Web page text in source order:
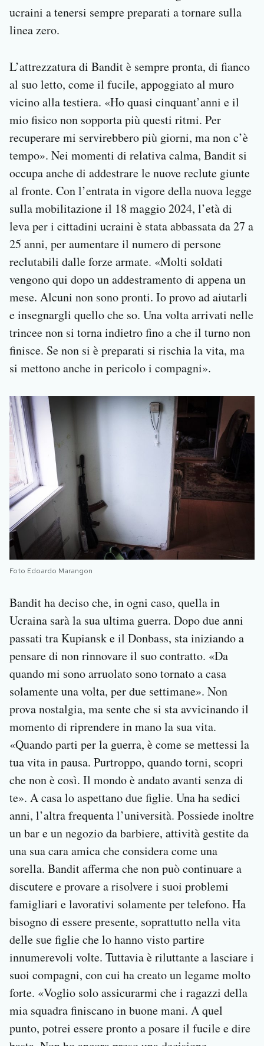
ucraini a tenersi sempre preparati a tornare sulla
linea zero.
L’attrezzatura di Bandit è sempre pronta, di fianco
al suo letto, come il fucile, appoggiato al muro
vicino alla testiera. «Ho quasi cinquant’anni e il
mio fisico non sopporta più questi ritmi. Per
recuperare mi servirebbero più giorni, ma non c’è
tempo». Nei momenti di relativa calma, Bandit si
occupa anche di addestrare le nuove reclute giunte
al fronte. Con l’entrata in vigore della nuova legge
sulla mobilitazione il 18 maggio 2024, l’età di
leva per i cittadini ucraini è stata abbassata da 27 a
25 anni, per aumentare il numero di persone
reclutabili dalle forze armate. «Molti soldati
vengono qui dopo un addestramento di appena un
mese. Alcuni non sono pronti. Io provo ad aiutarli
e insegnargli quello che so. Una volta arrivati nelle
trincee non si torna indietro fino a che il turno non
finisce. Se non si è preparati si rischia la vita, ma
si mettono anche in pericolo i compagni».
Foto Edoardo Marangon
Bandit ha deciso che, in ogni caso, quella in
Ucraina sarà la sua ultima guerra. Dopo due anni
passati tra Kupiansk e il Donbass, sta iniziando a
pensare di non rinnovare il suo contratto. «Da
quando mi sono arruolato sono tornato a casa
solamente una volta, per due settimane». Non
prova nostalgia, ma sente che si sta avvicinando il
momento di riprendere in mano la sua vita.
«Quando parti per la guerra, è come se mettessi la
tua vita in pausa. Purtroppo, quando torni, scopri
che non è così. Il mondo è andato avanti senza di
te». A casa lo aspettano due figlie. Una ha sedici
anni, l’altra frequenta l’università. Possiede inoltre
un bar e un negozio da barbiere, attività gestite da
una sua cara amica che considera come una
sorella. Bandit afferma che non può continuare a
discutere e provare a risolvere i suoi problemi
famigliari e lavorativi solamente per telefono. Ha
bisogno di essere presente, soprattutto nella vita
delle sue figlie che lo hanno visto partire
innumerevoli volte. Tuttavia è riluttante a lasciare i
suoi compagni, con cui ha creato un legame molto
forte. «Voglio solo assicurarmi che i ragazzi della
mia squadra finiscano in buone mani. A quel
punto, potrei essere pronto a posare il fucile e dire